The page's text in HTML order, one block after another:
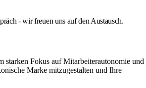
- wir freuen uns auf den Austausch.
starken Fokus auf Mitarbeiterautonomie und
Marke mitzugestalten und Ihre